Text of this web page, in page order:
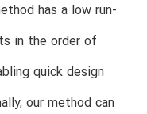
has a low run-
in the order of
quick design
our method can